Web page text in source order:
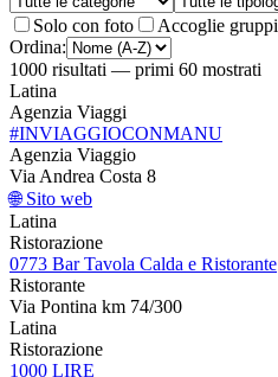
Solo con foto
Accoglie gruppi
Ordina:
1000 risultati — primi 60 mostrati
Latina
Agenzia Viaggi
#INVIAGGIOCONMANU
Agenzia Viaggio
Via Andrea Costa 8
🌐 Sito web
Latina
Ristorazione
0773 Bar Tavola Calda e Ristorante
Ristorante
Via Pontina km 74/300
Latina
Ristorazione
1000 LIRE